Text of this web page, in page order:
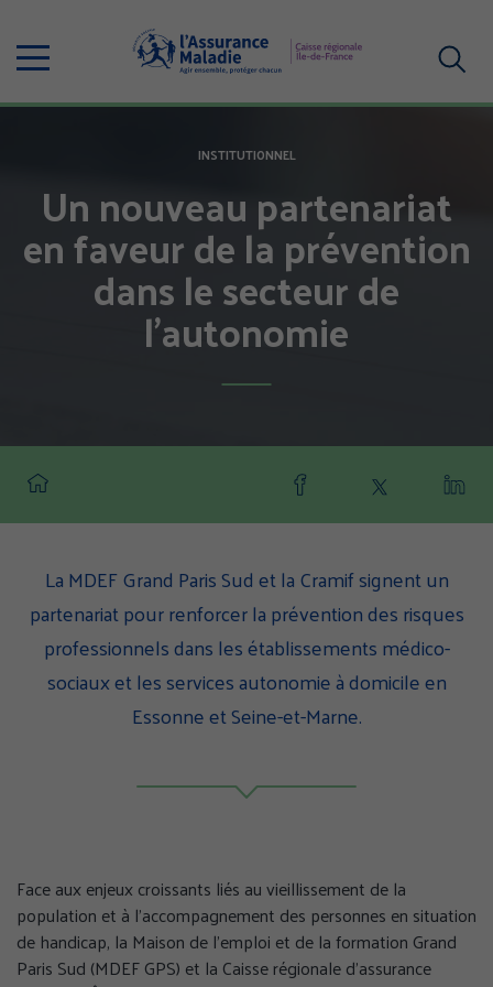
au
contenu
Menu
Votre
INSTITUTIONNEL
Un nouveau partenariat
en faveur de la prévention
dans le secteur de
l’autonomie
Partager
cette
sur
Facebook
(nouvelle
fenêtre)
Partager
cette
sur
Twitter
(nouvelle
fenêtre)
cette
La MDEF Grand Paris Sud et la Cramif signent un
partenariat pour renforcer la prévention des risques
professionnels dans les établissements médico-
sociaux et les services autonomie à domicile en
Essonne et Seine-et-Marne.
Face aux enjeux croissants liés au vieillissement de la
population et à l’accompagnement des personnes en situation
de handicap, la Maison de l’emploi et de la formation Grand
Paris Sud (MDEF GPS) et la Caisse régionale d’assurance